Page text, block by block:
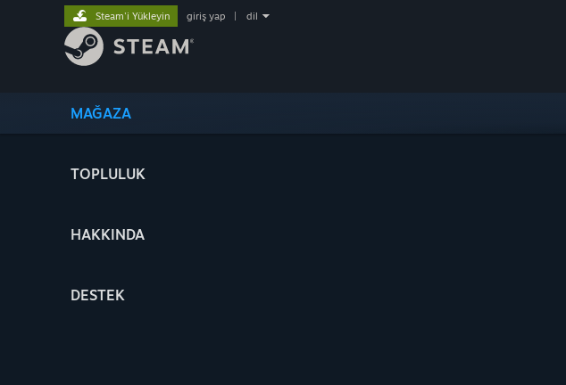
MAĞAZA
TOPLULUK
HAKKINDA
DESTEK
Steam'i Yükleyin giriş yap dil